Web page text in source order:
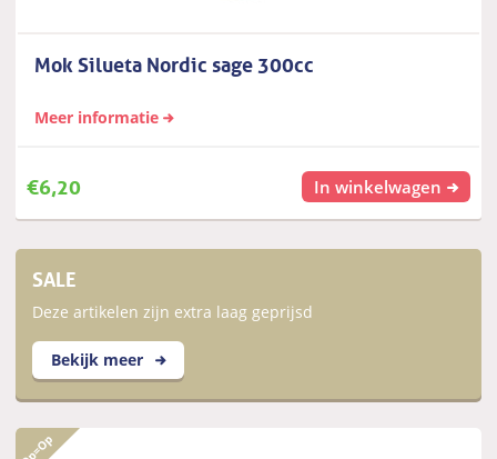
Mok Silueta Nordic sage 300cc
Meer informatie
€6,20 In winkelwagen
SALE
Deze artikelen zijn extra laag geprijsd
Bekijk meer